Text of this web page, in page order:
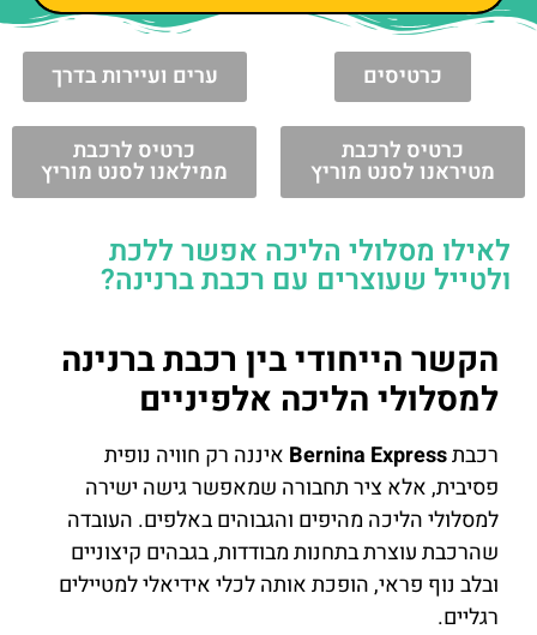
כרטיסים ערים ועיירות בדרך
כרטיס לרכבת
מטיראנו לסנט מוריץ
כרטיס לרכבת
ממילאנו לסנט מוריץ
לאילו מסלולי הליכה אפשר ללכת
ולטייל שעוצרים עם רכבת ברנינה?
הקשר הייחודי בין רכבת ברנינה
למסלולי הליכה אלפיניים
רכבתBernina Express איננה רק חוויה נופית
פסיבית, אלא ציר תחבורה שמאפשר גישה ישירה
למסלולי הליכה מהיפים והגבוהים באלפים. העובדה
שהרכבת עוצרת בתחנות מבודדות, בגבהים קיצוניים
ובלב נוף פראי, הופכת אותה לכלי אידיאלי למטיילים
רגליים.